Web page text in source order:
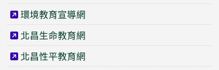
環境教育宣導網
北昌生命教育網
北昌性平教育網